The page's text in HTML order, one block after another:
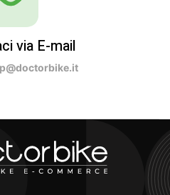
via E-mail